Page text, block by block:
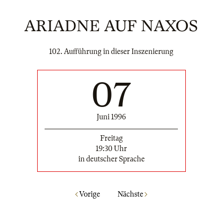
ARIADNE AUF NAXOS
102. Aufführung in dieser Inszenierung
07
Juni 1996
Freitag
19:30 Uhr
in deutscher Sprache
Vorige Nächste